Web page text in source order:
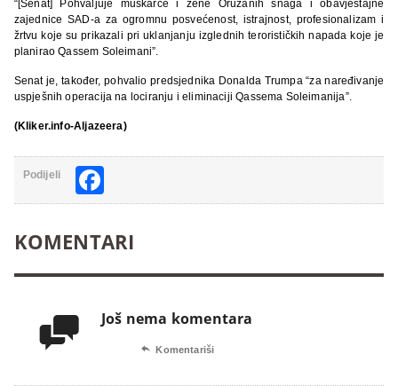
“[Senat] Pohvaljuje muškarce i žene Oružanih snaga i obavještajne
zajednice SAD-a za ogromnu posvećenost, istrajnost, profesionalizam i
žrtvu koje su prikazali pri uklanjanju izglednih terorističkih napada koje je
planirao Qassem Soleimani”.
Senat je, također, pohvalio predsjednika Donalda Trumpa “za naređivanje
uspješnih operacija na lociranju i eliminaciji Qassema Soleimanija”.
(Kliker.info-Aljazeera)
Podijeli
KOMENTARI
 Još nema komentara
 Komentariši